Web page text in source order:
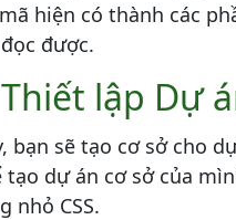
hiện có thành các
được.
lập Dự
bạn sẽ tạo cơ sở cho
dự án cơ sở của
nhỏ CSS.